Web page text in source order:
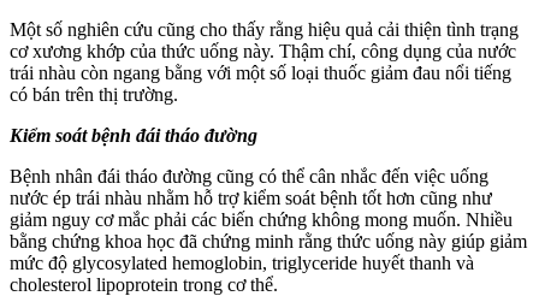
Một số nghiên cứu cũng cho thấy rằng hiệu quả cải thiện tình trạng
cơ xương khớp của thức uống này. Thậm chí, công dụng của nước
trái nhàu còn ngang bằng với một số loại thuốc giảm đau nổi tiếng
có bán trên thị trường.
Kiểm soát bệnh đái tháo đường
Bệnh nhân đái tháo đường cũng có thể cân nhắc đến việc uống
nước ép trái nhàu nhằm hỗ trợ kiểm soát bệnh tốt hơn cũng như
giảm nguy cơ mắc phải các biến chứng không mong muốn. Nhiều
bằng chứng khoa học đã chứng minh rằng thức uống này giúp giảm
mức độ glycosylated hemoglobin, triglyceride huyết thanh và
cholesterol lipoprotein trong cơ thể.